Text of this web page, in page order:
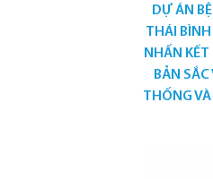
DỰ ÁN
THÁI
NHẤN
BẢN SẮC
THỐNG